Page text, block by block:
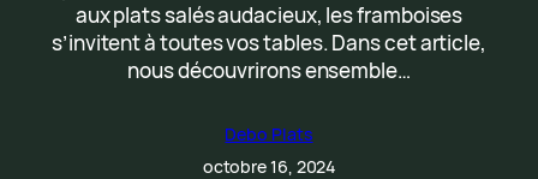
aux plats salés audacieux, les framboises
s’invitent à toutes vos tables. Dans cet article,
nous découvrirons ensemble…
Debo Plats
octobre 16, 2024